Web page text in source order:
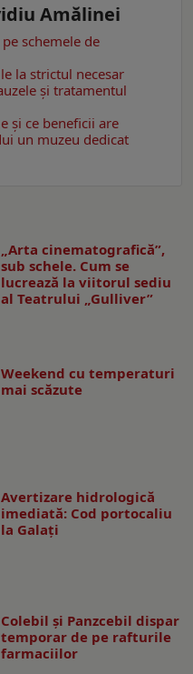
Amălinei
schemele de
la strictul necesar
și tratamentul
şi ce beneficii are
un muzeu dedicat
„Arta cinematografică”,
sub schele. Cum se
lucrează la viitorul sediu
al Teatrului „Gulliver”
Weekend cu temperaturi
mai scăzute
Avertizare hidrologică
imediată: Cod portocaliu
la Galaţi
Colebil și Panzcebil dispar
temporar de pe rafturile
farmaciilor